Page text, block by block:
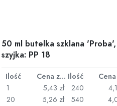
50 ml butelka szklana 'Proba',
szyjka: PP 18
Ilość Cena za sztukę Ilość
1
5,43 zł
20
5,26 zł
240
540